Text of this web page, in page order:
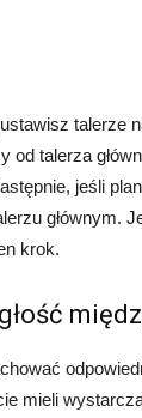
talerze
od talerza
jeśli
głównym.
krok.
mieli